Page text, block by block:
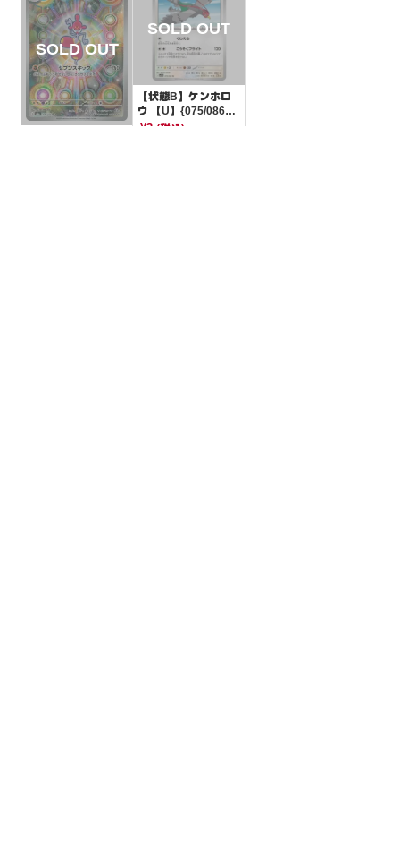
【状態B】ケンホロ
ウ 【U】{075/086}
[SV11B]
¥3 (税込)